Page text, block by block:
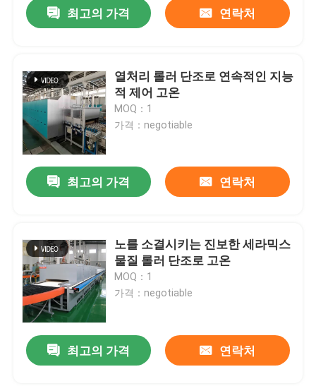
최고의 가격 연락처
열처리 롤러 단조로 연속적인 지능
적 제어 고온
MOQ：1
가격：negotiable
최고의 가격 연락처
노를 소결시키는 진보한 세라믹스
물질 롤러 단조로 고온
MOQ：1
가격：negotiable
최고의 가격 연락처